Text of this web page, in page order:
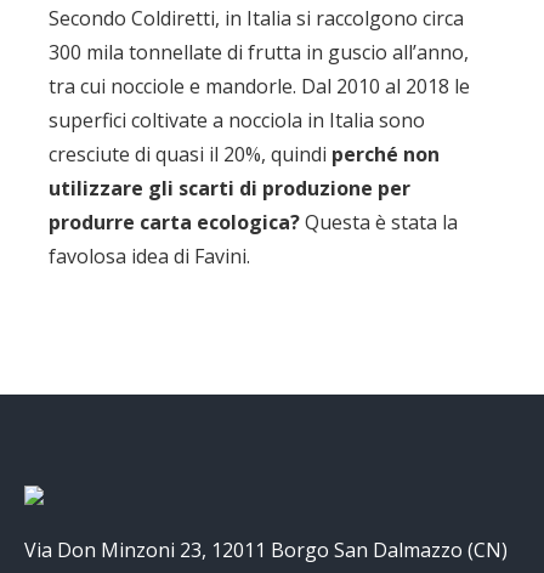
Secondo Coldiretti, in Italia si raccolgono circa
300 mila tonnellate di frutta in guscio all’anno,
tra cui nocciole e mandorle. Dal 2010 al 2018 le
superfici coltivate a nocciola in Italia sono
cresciute di quasi il 20%, quindi perché non
utilizzare gli scarti di produzione per
produrre carta ecologica?Questa è stata la
favolosa idea di Favini.
Via Don Minzoni 23, 12011 Borgo San Dalmazzo (CN)